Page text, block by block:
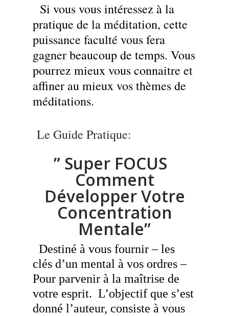
Si vous vous intéressez à la
pratique de la méditation, cette
puissance faculté vous fera
gagner beaucoup de temps. Vous
pourrez mieux vous connaitre et
affiner au mieux vos thèmes de
méditations.
Le Guide Pratique:
” Super FOCUS
Comment
Développer Votre
Concentration
Mentale”
Destiné à vous fournir – les
clés d’un mental à vos ordres –
Pour parvenir à la maîtrise de
votre esprit. L’objectif que s’est
donné l’auteur, consiste à vous